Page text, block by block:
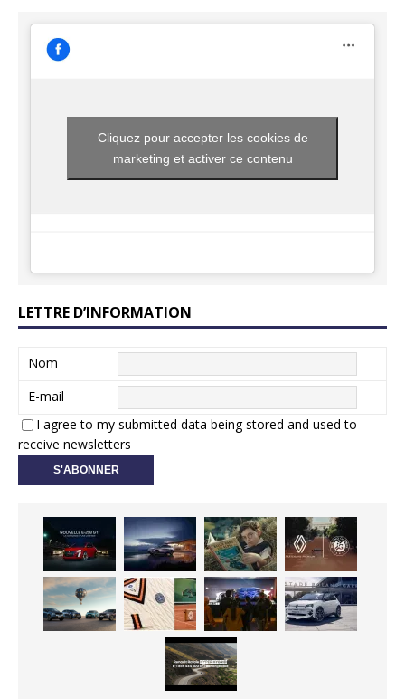
Cliquez pour accepter les cookies de
marketing et activer ce contenu
LETTRE D’INFORMATION
Nom
E-mail
I agree to my submitted data being stored and used to
receive newsletters